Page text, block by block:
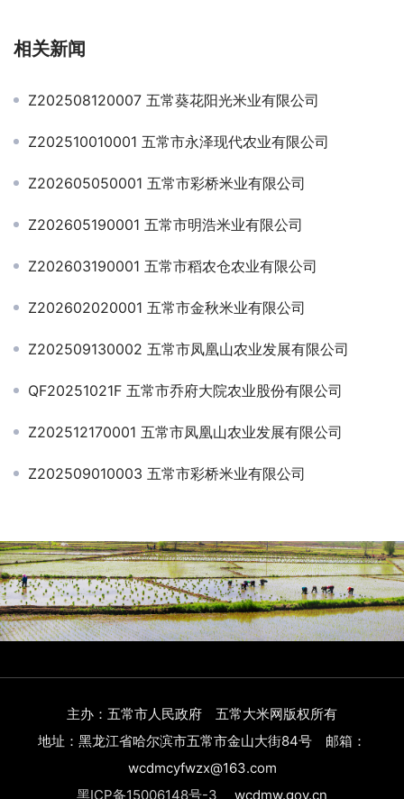
相关新闻
Z202508120007 五常葵花阳光米业有限公司
Z202510010001 五常市永泽现代农业有限公司
Z202605050001 五常市彩桥米业有限公司
Z202605190001 五常市明浩米业有限公司
Z202603190001 五常市稻农仓农业有限公司
Z202602020001 五常市金秋米业有限公司
Z202509130002 五常市凤凰山农业发展有限公司
QF20251021F 五常市乔府大院农业股份有限公司
Z202512170001 五常市凤凰山农业发展有限公司
Z202509010003 五常市彩桥米业有限公司
主办：五常市人民政府 五常大米网版权所有
地址：黑龙江省哈尔滨市五常市金山大街84号 邮箱：
wcdmcyfwzx@163.com
黑ICP备15006148号-3 wcdmw.gov.cn